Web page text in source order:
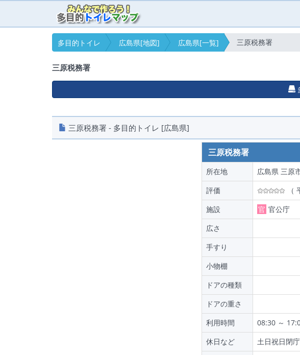
多目的トイレ 広島県[地図] 広島県[一覧] 三原税務署
三原税務署
三原税務署 - 多目的トイレ [広島県]
三原税務署
所在地
広島県 三原
評価
（
施設
官 官公庁
広さ
手すり
小物棚
ドアの種類
ドアの重さ
利用時間
08:30 ～
休日など
土日祝日閉庁